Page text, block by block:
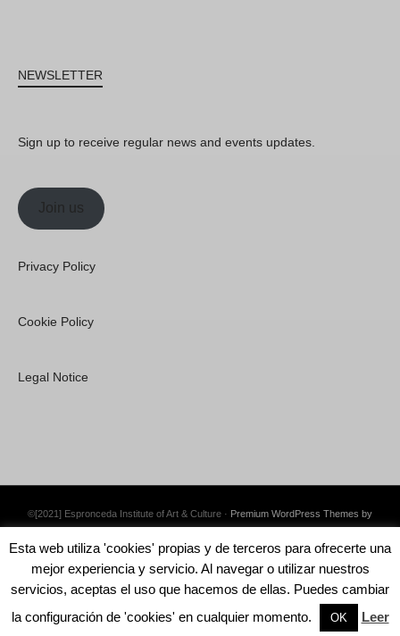
NEWSLETTER
Sign up to receive regular news and events updates.
Join us
Privacy Policy
Cookie Policy
Legal Notice
©[2021] Espronceda Institute of Art & Culture · Premium WordPress Themes by
Esta web utiliza 'cookies' propias y de terceros para ofrecerte una
mejor experiencia y servicio. Al navegar o utilizar nuestros
servicios, aceptas el uso que hacemos de ellas. Puedes cambiar
la configuración de 'cookies' en cualquier momento.
OK
Leer
English Català Español